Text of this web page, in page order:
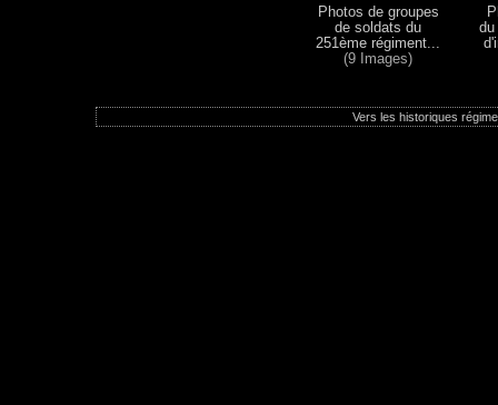
Photos de groupes
de soldats du
251ème régiment...
(9 Images)
du
Vers les historiques